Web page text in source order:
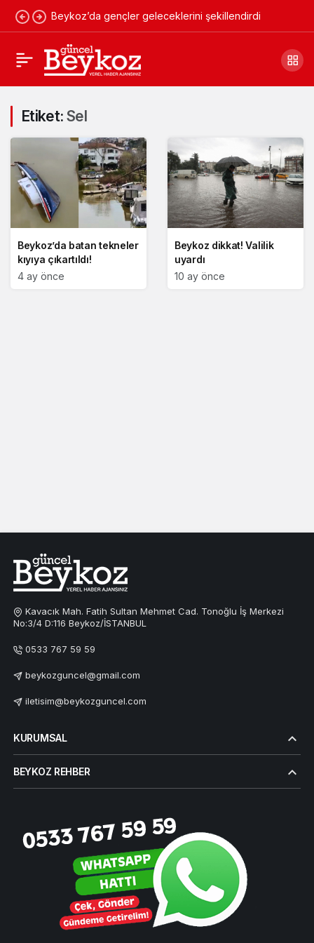
Beykoz’da gençler geleceklerini şekillendirdi
Etiket: Sel
Beykoz’da batan tekneler
kıyıya çıkartıldı!
4 ay önce
Beykoz dikkat! Valilik
uyardı
10 ay önce
Kavacık Mah. Fatih Sultan Mehmet Cad. Tonoğlu İş Merkezi
No:3/4 D:116 Beykoz/İSTANBUL
0533 767 59 59
beykozguncel@gmail.com
iletisim@beykozguncel.com
KURUMSAL
BEYKOZ REHBER